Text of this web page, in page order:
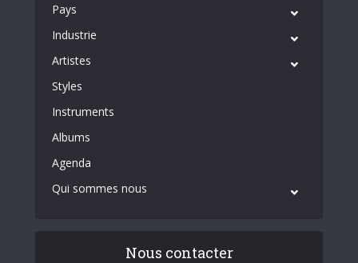
Pays
Industrie
Artistes
Styles
Instruments
Albums
Agenda
Qui sommes nous
Nous contacter